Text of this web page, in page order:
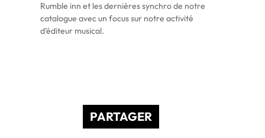
Rumble inn et les dernières synchro de notre
catalogue avec un focus sur notre activité
d’éditeur musical.
PARTAGER